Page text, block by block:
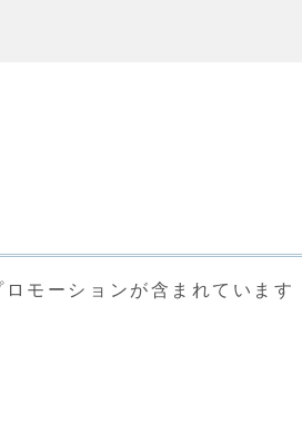
モーションが含まれています